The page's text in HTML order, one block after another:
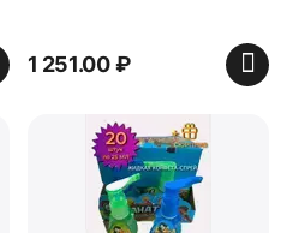
1 251.00 ₽